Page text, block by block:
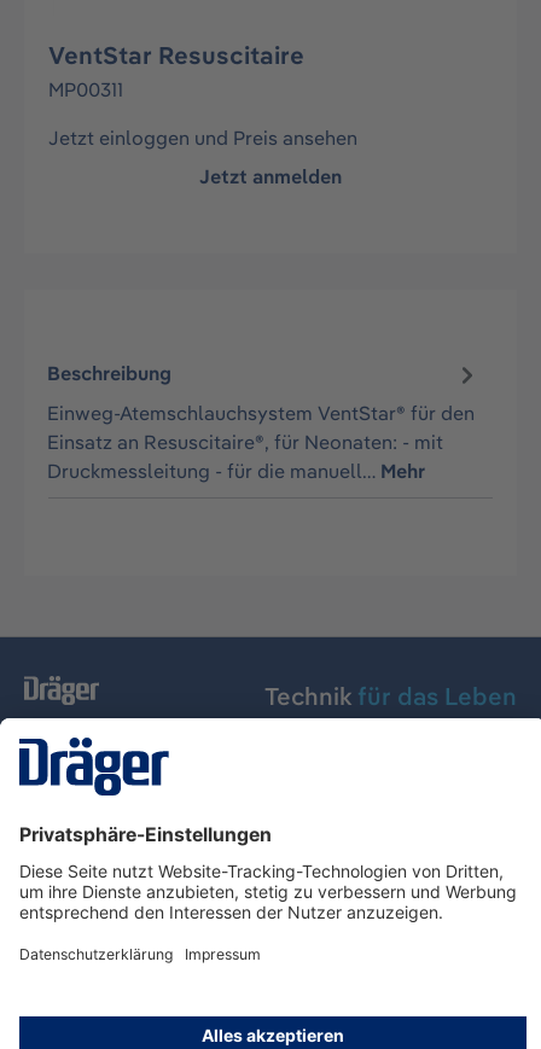
VentStar Resuscitaire
MP00311
Jetzt einloggen und Preis ansehen
Jetzt anmelden
Beschreibung
Einweg-Atemschlauchsystem VentStar® für den
Einsatz an Resuscitaire®, für Neonaten: - mit
Druckmessleitung - für die manuell… Mehr
Technik für das Leben
Dräger Austria GmbH
Über Dräger
Informationen
© Dräger Austria GmbH, 2024